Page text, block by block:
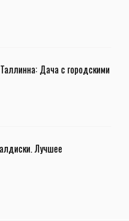
Дача с городскими
Лучшее